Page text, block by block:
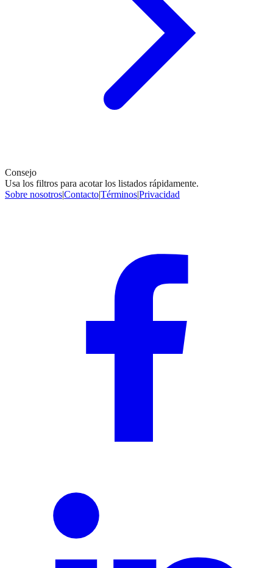
Consejo
Usa los filtros para acotar los listados rápidamente.
Sobre nosotros|Contacto|Términos|Privacidad